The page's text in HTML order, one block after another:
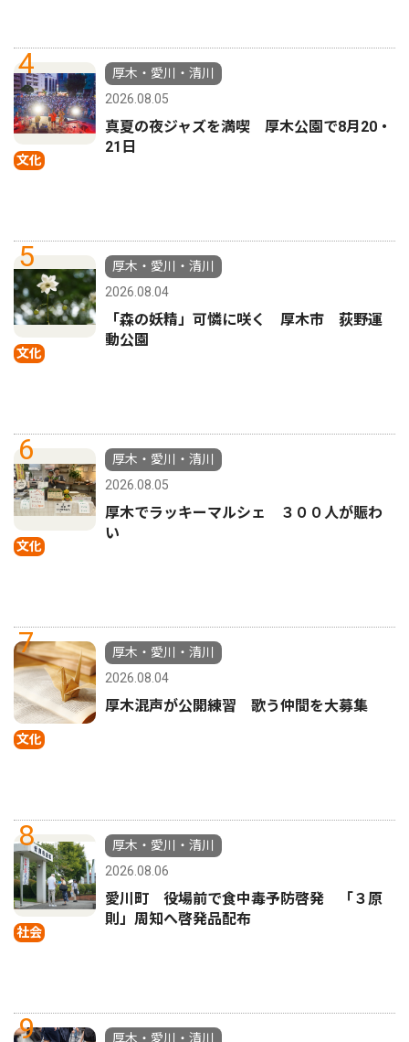
4
文化
厚木・愛川・清川
2026.08.05
真夏の夜ジャズを満喫 厚木公園で8月20・
21日
5
文化
厚木・愛川・清川
2026.08.04
「森の妖精」可憐に咲く 厚木市 荻野運
動公園
6
文化
厚木・愛川・清川
2026.08.05
厚木でラッキーマルシェ ３００人が賑わ
い
7
文化
厚木・愛川・清川
2026.08.04
厚木混声が公開練習 歌う仲間を大募集
8
社会
厚木・愛川・清川
2026.08.06
愛川町 役場前で食中毒予防啓発 「３原
則」周知へ啓発品配布
9 厚木・愛川・清川